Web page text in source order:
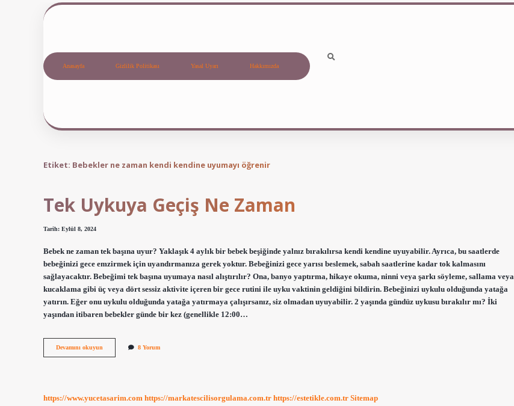
Anasayfa Gizlilik Politikası Yasal Uyarı Hakkımızda
Etiket: Bebekler ne zaman kendi kendine uyumayı öğrenir
Tek Uykuya Geçiş Ne Zaman
Tarih: Eylül 8, 2024
Bebek ne zaman tek başına uyur? Yaklaşık 4 aylık bir bebek beşiğinde yalnız bırakılırsa kendi kendine uyuyabilir. Ayrıca, bu saatlerde
bebeğinizi gece emzirmek için uyandırmanıza gerek yoktur. Bebeğinizi gece yarısı beslemek, sabah saatlerine kadar tok kalmasını
sağlayacaktır. Bebeğimi tek başına uyumaya nasıl alıştırılır? Ona, banyo yaptırma, hikaye okuma, ninni veya şarkı söyleme, sallama veya
kucaklama gibi üç veya dört sessiz aktivite içeren bir gece rutini ile uyku vaktinin geldiğini bildirin. Bebeğinizi uykulu olduğunda yatağa
yatırın. Eğer onu uykulu olduğunda yatağa yatırmaya çalışırsanız, siz olmadan uyuyabilir. 2 yaşında gündüz uykusu bırakılır mı? İki
yaşından itibaren bebekler günde bir kez (genellikle 12:00…
Devamını okuyun
Uykuya
8 Yorum
https://www.yucetasarim.com https://markatescilisorgulama.com.tr https://estetikle.com.tr Sitemap